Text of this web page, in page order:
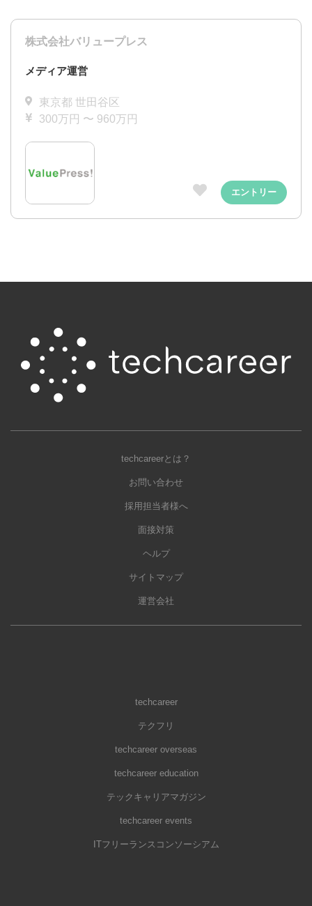
株式会社バリュープレス
メディア運営
東京都 世田谷区
300万円 〜 960万円
エントリー
techcareerとは？
お問い合わせ
採用担当者様へ
面接対策
ヘルプ
サイトマップ
運営会社
techcareer
テクフリ
techcareer overseas
techcareer education
テックキャリアマガジン
techcareer events
ITフリーランスコンソーシアム